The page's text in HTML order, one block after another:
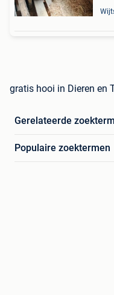
gratis hooi in Dieren en
Gerelateerde
Populaire zoektermen